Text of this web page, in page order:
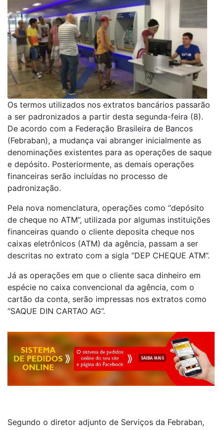
Os termos utilizados nos extratos bancários passarão
a ser padronizados a partir desta segunda-feira (8).
De acordo com a Federação Brasileira de Bancos
(Febraban), a mudança vai abranger inicialmente as
denominações existentes para as operações de saque
e depósito. Posteriormente, as demais operações
financeiras serão incluídas no processo de
padronização.
Pela nova nomenclatura, operações como “depósito
de cheque no ATM”, utilizada por algumas instituições
financeiras quando o cliente deposita cheque nos
caixas eletrônicos (ATM) da agência, passam a ser
descritas no extrato com a sigla “DEP CHEQUE ATM”.
Já as operações em que o cliente saca dinheiro em
espécie no caixa convencional da agência, com o
cartão da conta, serão impressas nos extratos como
“SAQUE DIN CARTAO AG”.
Segundo o diretor adjunto de Serviços da Febraban,